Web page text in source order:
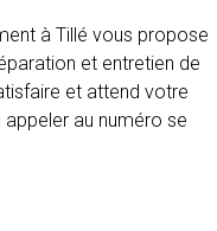
à Tillé vous propose
et entretien de
et attend votre
au numéro se